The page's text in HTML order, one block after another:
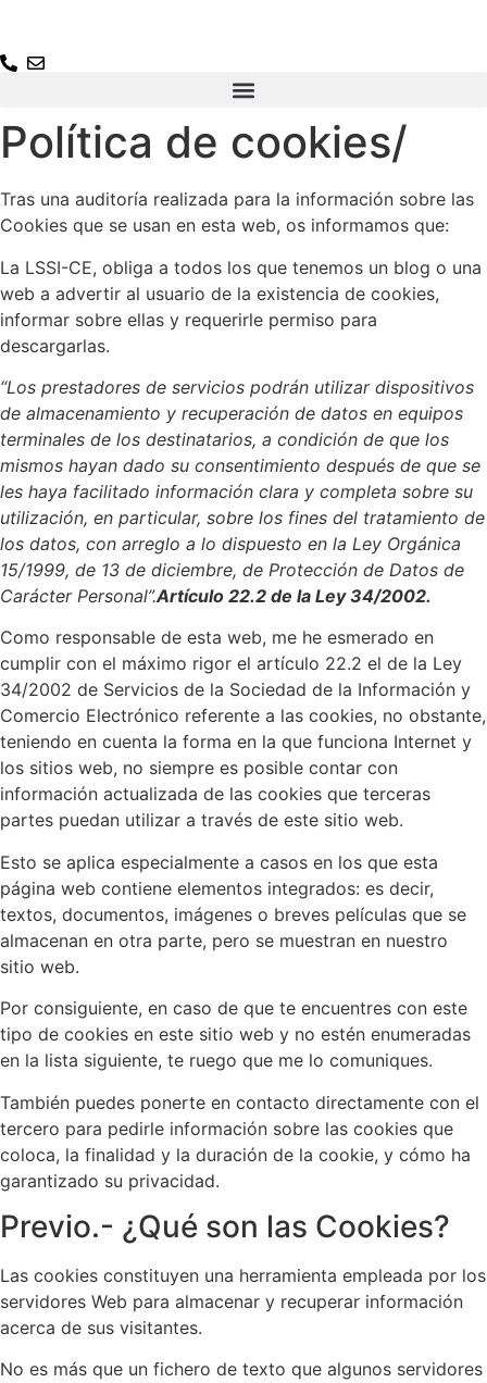
contenido
Política de cookies/
Tras una auditoría realizada para la información sobre las
Cookies que se usan en esta web, os informamos que:
La LSSI-CE, obliga a todos los que tenemos un blog o una
web a advertir al usuario de la existencia de cookies,
informar sobre ellas y requerirle permiso para
descargarlas.
“Los prestadores de servicios podrán utilizar dispositivos
de almacenamiento y recuperación de datos en equipos
terminales de los destinatarios, a condición de que los
mismos hayan dado su consentimiento después de que se
les haya facilitado información clara y completa sobre su
utilización, en particular, sobre los fines del tratamiento de
los datos, con arreglo a lo dispuesto en la Ley Orgánica
15/1999, de 13 de diciembre, de Protección de Datos de
Carácter Personal”.Artículo 22.2 de la Ley 34/2002.
Como responsable de esta web, me he esmerado en
cumplir con el máximo rigor el artículo 22.2 el de la Ley
34/2002 de Servicios de la Sociedad de la Información y
Comercio Electrónico referente a las cookies, no obstante,
teniendo en cuenta la forma en la que funciona Internet y
los sitios web, no siempre es posible contar con
información actualizada de las cookies que terceras
partes puedan utilizar a través de este sitio web.
Esto se aplica especialmente a casos en los que esta
página web contiene elementos integrados: es decir,
textos, documentos, imágenes o breves películas que se
almacenan en otra parte, pero se muestran en nuestro
sitio web.
Por consiguiente, en caso de que te encuentres con este
tipo de cookies en este sitio web y no estén enumeradas
en la lista siguiente, te ruego que me lo comuniques.
También puedes ponerte en contacto directamente con el
tercero para pedirle información sobre las cookies que
coloca, la finalidad y la duración de la cookie, y cómo ha
garantizado su privacidad.
Previo.- ¿Qué son las Cookies?
Las cookies constituyen una herramienta empleada por los
servidores Web para almacenar y recuperar información
acerca de sus visitantes.
No es más que un fichero de texto que algunos servidores